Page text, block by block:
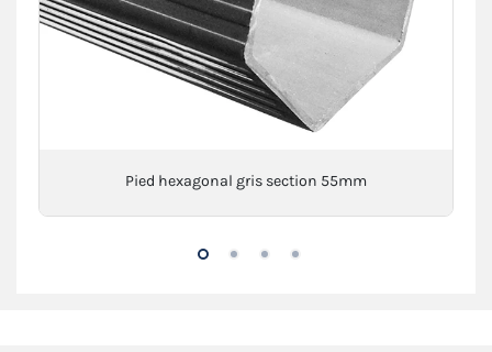
Pied hexagonal gris section 55mm